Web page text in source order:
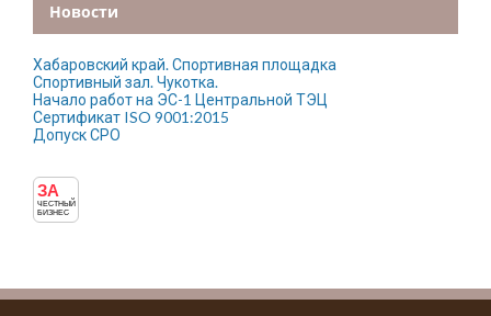
Новости
Хабаровский край. Спортивная площадка
Спортивный зал. Чукотка.
Начало работ на ЭС-1 Центральной ТЭЦ
Сертификат ISO 9001:2015
Допуск СРО
ЗА
ЧЕСТНЫЙ
БИЗНЕС